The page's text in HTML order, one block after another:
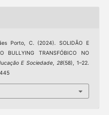
Porto, C. (2024). SOLIDÃO E
BULLYING TRANSFÓBICO NO
E Sociedade,28(58), 1–22.